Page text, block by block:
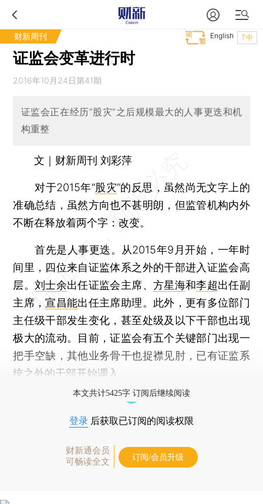
财新周刊 T中
English
证监会变革进行时
2016年10月24日第41期
证监会正在经历“股灾”之后规模最大的人事更迭和机
构重整
文｜财新周刊 刘彩萍
对于2015年“股灾”的反思，虽然尚无文字上的
准确总结，虽然方向也不甚明朗，但监管机构内外
不断在释放着两个字：改变。
首先是人事更迭。从2015年9月开始，一年时
间里，四位来自证监体系之外的干部进入证监会高
层。刘士余出任证监会主席、 方星海和李超出任副
主席，宣昌能出任主席助理。此外，更有多位部门
主任级干部发生变化，甚至处级及以下干部也出现
极大的流动。目前，证监会有五个关键部门出现一
把手空缺，其他业务骨干也捉襟见肘，已有证监系
统之外的干部开始调入。
本文共计5425字 订阅后继续阅读
登录 后获取已订阅的阅读权限
财新通会员
可畅读全文
订阅/会员升级